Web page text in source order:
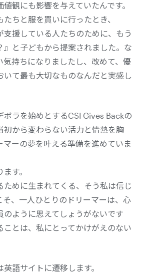
観にも影響を与えていたんです。
ちと服を買いに行ったとき、
支援している人たちのために、もう
』と子どもから提案されました。な
気持ちになりましたし、改めて、優
いて最も大切なものなんだと実感し
ボラを始めとするCSI Gives Backの
初から変わらない活力と情熱を胸
マーの夢を叶える準備を進めていま
す。
ために生まれてくる、そう私は信じ
そ、一人ひとりのドリーマーは、心
のように思えてしょうがないです
ことは、私にとってかけがえのない
語サイトに遷移します。